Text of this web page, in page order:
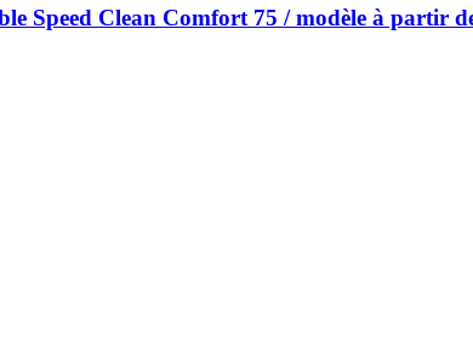
Speed Clean Comfort 75 / modèle à partir